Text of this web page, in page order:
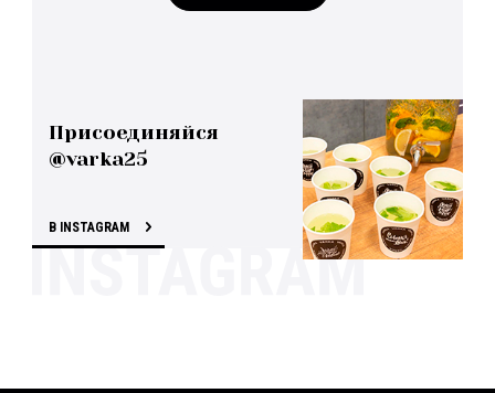
Присоединяйся
@varka25
В INSTAGRAM